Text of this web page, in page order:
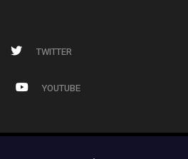
TWITTER
YOUTUBE